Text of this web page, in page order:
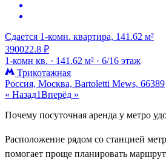
Сдается 1-комн. квартира, 141.62 м²
390022.8 ₽
1-комн кв. · 141.62 м² · 6/16 этаж
Трикотажная
Россия, Москва, Bartoletti Mews, 66389
« Назад1Вперёд »
Почему посуточная аренда у метро
Расположение рядом со станцией
помогает проще планировать